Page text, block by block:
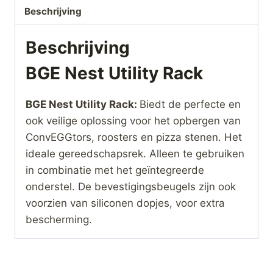
Beschrijving
Beschrijving
BGE Nest Utility Rack
BGE Nest Utility Rack: Biedt de perfecte en
ook veilige oplossing voor het opbergen van
ConvEGGtors, roosters en pizza stenen. Het
ideale gereedschapsrek. Alleen te gebruiken
in combinatie met het geïntegreerde
onderstel. De bevestigingsbeugels zijn ook
voorzien van siliconen dopjes, voor extra
bescherming.